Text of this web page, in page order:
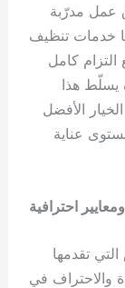
عمل مدرّبة
خدمات تنظيف
كامل
يسلّط هذا
الأفضل
عناية
احترافية
التي تقدمها
والاحتراف في